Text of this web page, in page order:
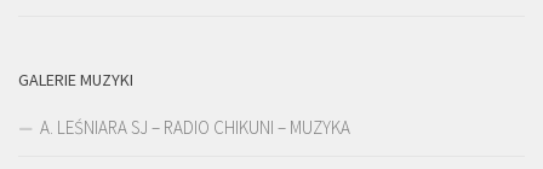
GALERIE MUZYKI
A. LEŚNIARA SJ – RADIO CHIKUNI – MUZYKA